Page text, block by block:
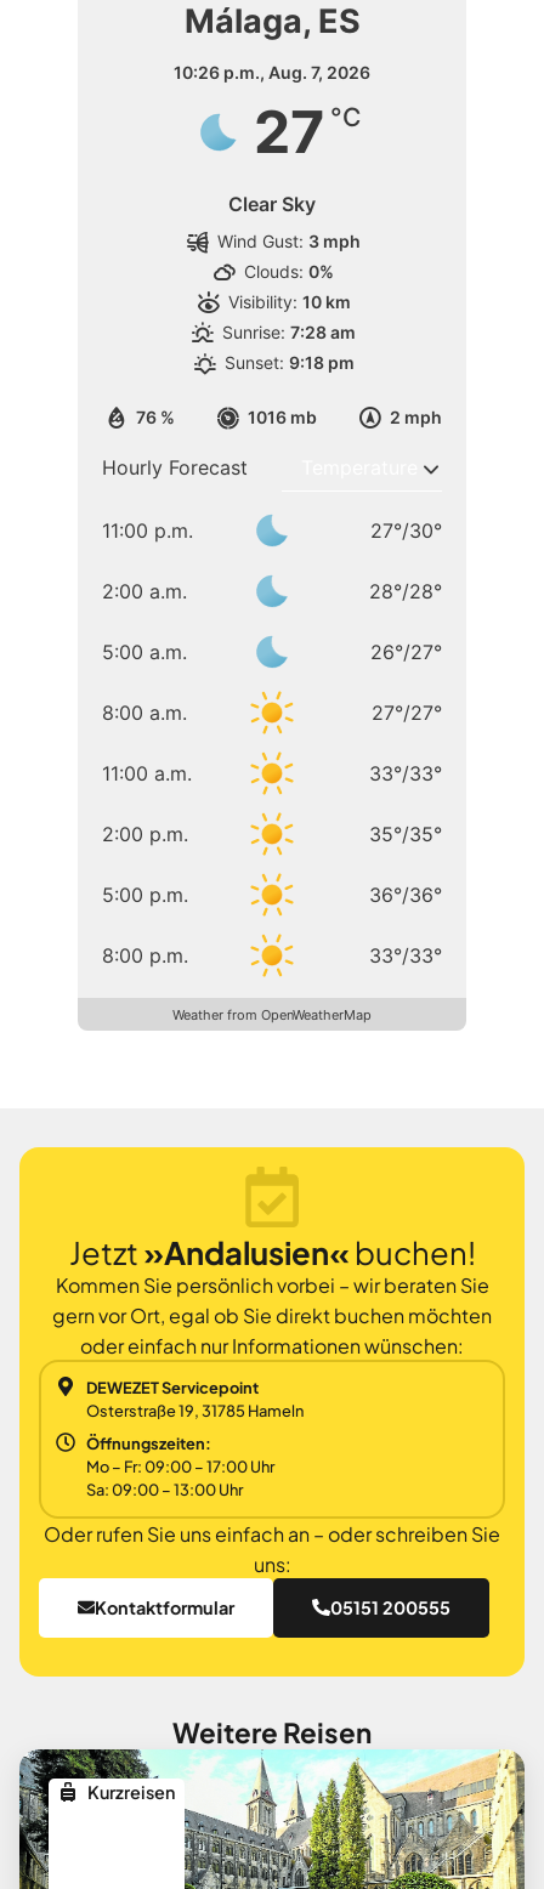
Málaga, ES
10:26 p.m., Aug. 7, 2026
27 °C
Clear Sky
76 % 1016 mb 2 mph
Wind Gust: 3 mph
Clouds: 0%
Visibility: 10 km
Sunrise: 7:28 am
Sunset: 9:18 pm
Hourly Forecast
11:00 p.m. 27°/30°
2:00 a.m. 28°/28°
5:00 a.m. 26°/27°
8:00 a.m. 27°/27°
11:00 a.m. 33°/33°
2:00 p.m. 35°/35°
5:00 p.m. 36°/36°
8:00 p.m. 33°/33°
Weather from OpenWeatherMap
Jetzt»Andalusien« buchen!
Kommen Sie persönlich vorbei – wir beraten Sie
gern vor Ort, egal ob Sie direkt buchen möchten
oder einfach nur Informationen wünschen:
DEWEZET Servicepoint
Osterstraße 19, 31785 Hameln
Öffnungszeiten:
Mo – Fr: 09:00 – 17:00 Uhr
Sa: 09:00 – 13:00 Uhr
Oder rufen Sie uns einfach an – oder schreiben Sie
uns:
Kontaktformular 05151 200555
Weitere Reisen
Kurzreisen